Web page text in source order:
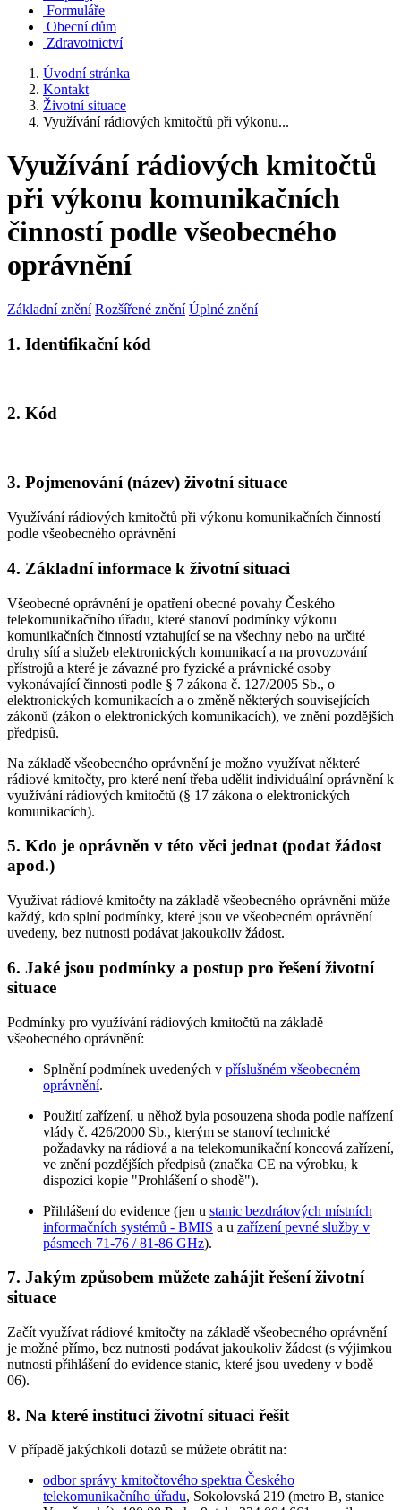
Formuláře
Obecní dům
Zdravotnictví
Úvodní stránka
Kontakt
Životní situace
Využívání rádiových kmitočtů při výkonu...
Využívání rádiových kmitočtů
při výkonu komunikačních
činností podle všeobecného
oprávnění
Základní znění Rozšířené znění Úplné znění
1. Identifikační kód
2. Kód
3. Pojmenování (název) životní situace
Využívání rádiových kmitočtů při výkonu komunikačních činností
podle všeobecného oprávnění
4. Základní informace k životní situaci
Všeobecné oprávnění je opatření obecné povahy Českého
telekomunikačního úřadu, které stanoví podmínky výkonu
komunikačních činností vztahující se na všechny nebo na určité
druhy sítí a služeb elektronických komunikací a na provozování
přístrojů a které je závazné pro fyzické a právnické osoby
vykonávající činnosti podle § 7 zákona č. 127/2005 Sb., o
elektronických komunikacích a o změně některých souvisejících
zákonů (zákon o elektronických komunikacích), ve znění pozdějších
předpisů.
Na základě všeobecného oprávnění je možno využívat některé
rádiové kmitočty, pro které není třeba udělit individuální oprávnění k
využívání rádiových kmitočtů (§ 17 zákona o elektronických
komunikacích).
5. Kdo je oprávněn v této věci jednat (podat žádost
apod.)
Využívat rádiové kmitočty na základě všeobecného oprávnění může
každý, kdo splní podmínky, které jsou ve všeobecném oprávnění
uvedeny, bez nutnosti podávat jakoukoliv žádost.
6. Jaké jsou podmínky a postup pro řešení životní
situace
Podmínky pro využívání rádiových kmitočtů na základě
všeobecného oprávnění:
Splnění podmínek uvedených v příslušném všeobecném
oprávnění.
Použití zařízení, u něhož byla posouzena shoda podle nařízení
vlády č. 426/2000 Sb., kterým se stanoví technické
požadavky na rádiová a na telekomunikační koncová zařízení,
ve znění pozdějších předpisů (značka CE na výrobku, k
dispozici kopie "Prohlášení o shodě").
Přihlášení do evidence (jen u stanic bezdrátových místních
informačních systémů - BMIS a u zařízení pevné služby v
pásmech 71-76 / 81-86 GHz).
7. Jakým způsobem můžete zahájit řešení životní
situace
Začít využívat rádiové kmitočty na základě všeobecného oprávnění
je možné přímo, bez nutnosti podávat jakoukoliv žádost (s výjimkou
nutnosti přihlášení do evidence stanic, které jsou uvedeny v bodě
06).
8. Na které instituci životní situaci řešit
V případě jakýchkoli dotazů se můžete obrátit na:
odbor správy kmitočtového spektra Českého
telekomunikačního úřadu, Sokolovská 219 (metro B, stanice